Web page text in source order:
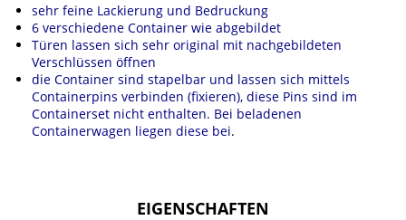
sehr feine Lackierung und Bedruckung
6 verschiedene Container wie abgebildet
Türen lassen sich sehr original mit nachgebildeten
Verschlüssen öffnen
die Container sind stapelbar und lassen sich mittels
Containerpins verbinden (fixieren), diese Pins sind im
Containerset nicht enthalten. Bei beladenen
Containerwagen liegen diese bei.
EIGENSCHAFTEN